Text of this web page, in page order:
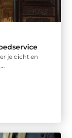
je dicht en